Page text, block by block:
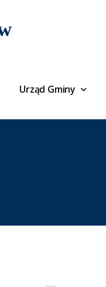
Urząd Gminy